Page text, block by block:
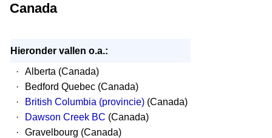
Canada
Hieronder vallen o.a.:
·
Alberta (Canada)
·
Bedford Quebec (Canada)
·
British Columbia (provincie)(Canada)
·
Dawson Creek BC (Canada)
·
Gravelbourg (Canada)